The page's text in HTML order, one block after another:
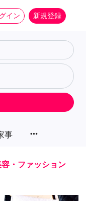
イン 新規登録
事 more_horiz
容・ファッション